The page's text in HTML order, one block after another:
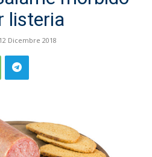
listeria
12 Dicembre 2018